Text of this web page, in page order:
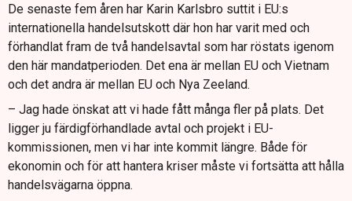
De senaste fem åren har Karin Karlsbro suttit i EU:s
internationella handelsutskott där hon har varit med och
förhandlat fram de två handelsavtal som har röstats igenom
den här mandatperioden. Det ena är mellan EU och Vietnam
och det andra är mellan EU och Nya Zeeland.
– Jag hade önskat att vi hade fått många fler på plats. Det
ligger ju färdigförhandlade avtal och projekt i EU-
kommissionen, men vi har inte kommit längre. Både för
ekonomin och för att hantera kriser måste vi fortsätta att hålla
handelsvägarna öppna.